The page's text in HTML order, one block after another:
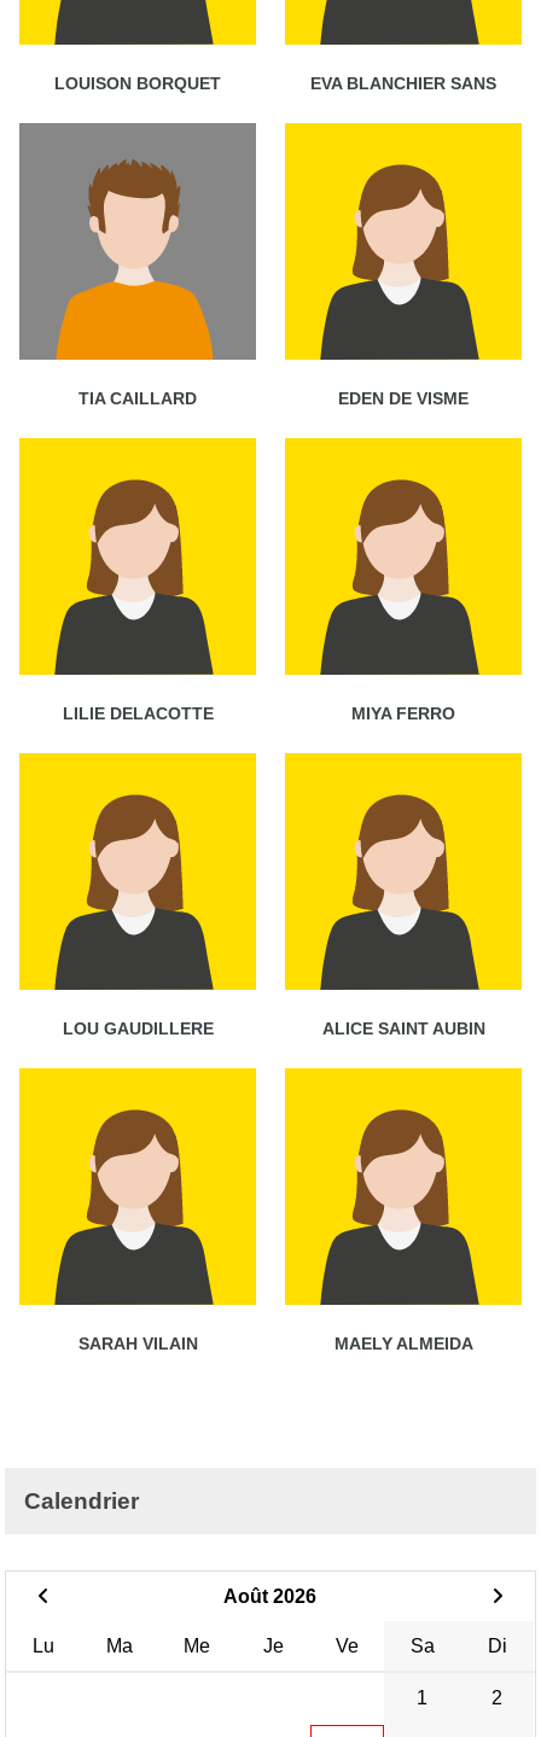
LOUISON BORQUET EVA BLANCHIER SANS
TIA CAILLARD EDEN DE VISME
LILIE DELACOTTE MIYA FERRO
LOU GAUDILLERE ALICE SAINT AUBIN
SARAH VILAIN MAELY ALMEIDA
Calendrier
Août 2026
Lu Ma Me Je Ve Sa Di
1 2